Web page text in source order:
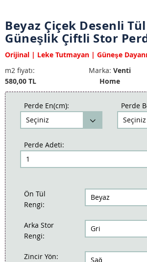
Beyaz Çiçek Desenli
Güneşlik Çiftli Stor
Orijinal | Leke Tutmayan | Güneşe
m2 fiyatı:
580,00 TL
Marka: Venti
Home
Perde En(cm): Perde
Perde Adeti:
Ön Tül
Rengi:
Arka Stor
Rengi:
Zincir Yön: